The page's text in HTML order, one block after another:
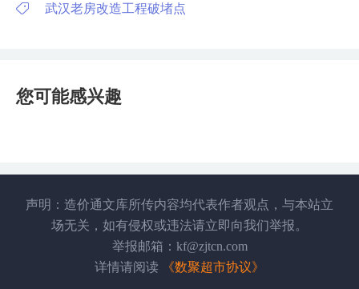
武汉老房改造工程破堵点
您可能感兴趣
声明：造价通文库所传内容均代表作者观点，与本站立
场无关，如有侵权或违法请立即向我们举报。
举报邮箱：kf@zjtcn.com
详情请阅读
《数聚超市协议》